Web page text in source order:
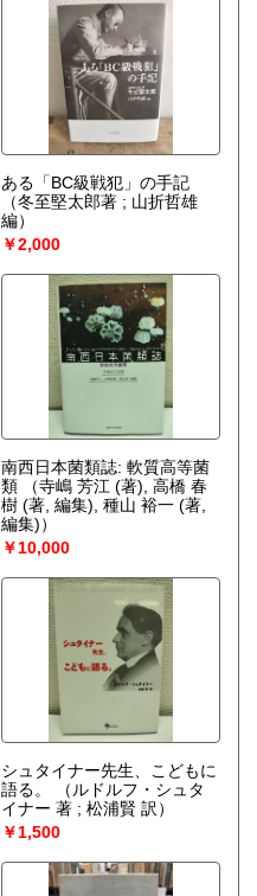
ある「BC級戦犯」の手記
（冬至堅太郎著 ; 山折哲雄
編）
￥2,000
南西日本菌類誌: 軟質高等菌
類
（寺嶋 芳江 (著), 高橋 春
樹 (著, 編集), 種山 裕一 (著,
編集)）
￥10,000
シュタイナー先生、こどもに
語る。
（ルドルフ・シュタ
イナー 著 ; 松浦賢 訳）
￥1,500